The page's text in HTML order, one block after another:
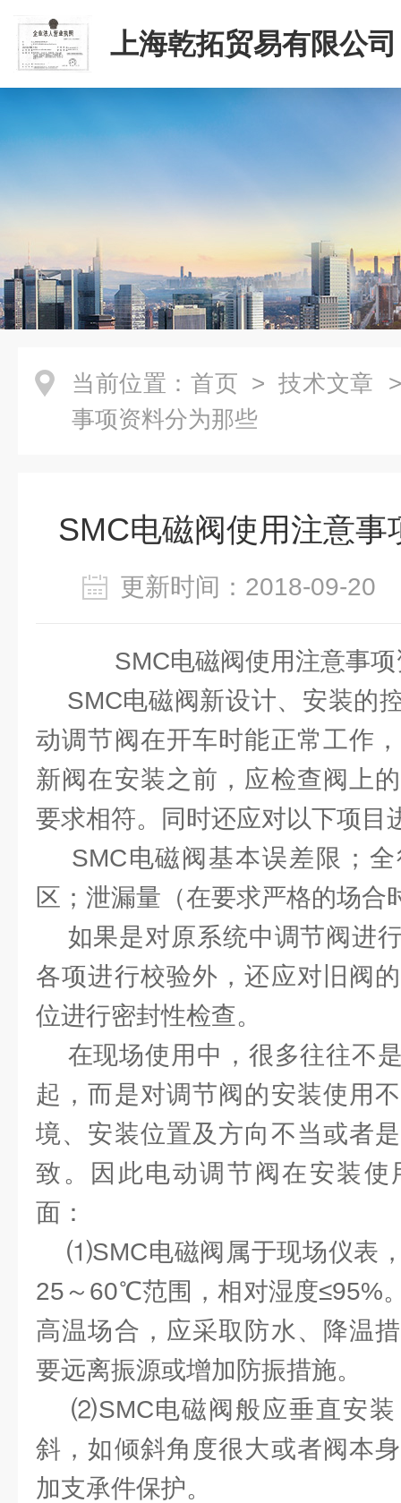
上海乾拓贸易有限公司
当前位置： 首页 > 技术文章
事项资料分为那些
SMC电磁阀使用注意事
更新时间：2018-09-
SMC电磁阀使用注意事项
SMC电磁阀新设计、安装的
动调节阀在开车时能正常工作
新阀在安装之前，应检查阀上
要求相符。同时还应对以下项目
SMC电磁阀基本误差限；全
区；泄漏量（在要求严格的场合
如果是对原系统中调节阀进
各项进行校验外，还应对旧阀
位进行密封性检查。
在现场使用中，很多往往不
起，而是对调节阀的安装使用
境、安装位置及方向不当或者
致。因此电动调节阀在安装使
面：
⑴SMC电磁阀属于现场仪表
25～60℃范围，相对湿度≤95%
高温场合，应采取防水、降温
要远离振源或增加防振措施。
⑵SMC电磁阀般应垂直安装
斜，如倾斜角度很大或者阀本
加支承件保护。